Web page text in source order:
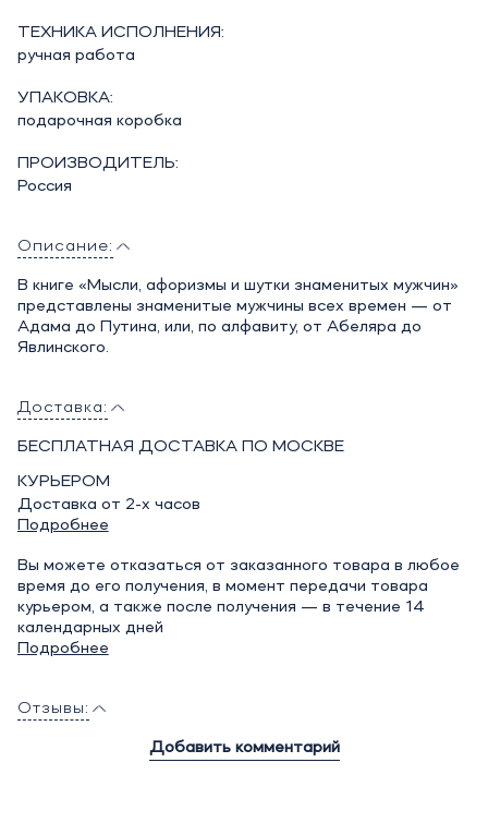
ТЕХНИКА ИСПОЛНЕНИЯ:
ручная работа
УПАКОВКА:
подарочная коробка
ПРОИЗВОДИТЕЛЬ:
Россия
Описание:
В книге «Мысли, афоризмы и шутки знаменитых мужчин»
представлены знаменитые мужчины всех времен — от
Адама до Путина, или, по алфавиту, от Абеляра до
Явлинского.
Доставка:
БЕСПЛАТНАЯ ДОСТАВКА ПО МОСКВЕ
КУРЬЕРОМ
Доставка от 2-х часов
Подробнее
Вы можете отказаться от заказанного товара в любое
время до его получения, в момент передачи товара
курьером, а также после получения — в течение 14
календарных дней
Подробнее
Отзывы:
Добавить комментарий